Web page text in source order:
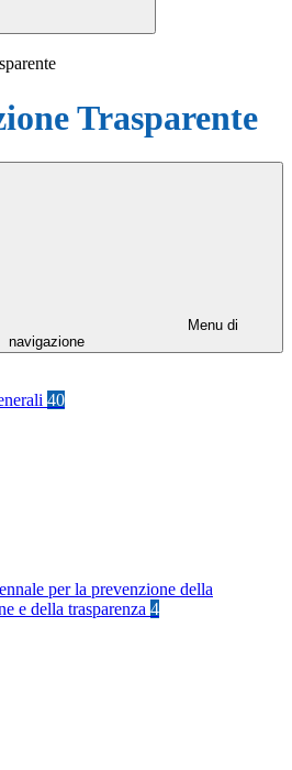
Trasparente
Menu di
navigazione
40
per la prevenzione della
e della trasparenza 4